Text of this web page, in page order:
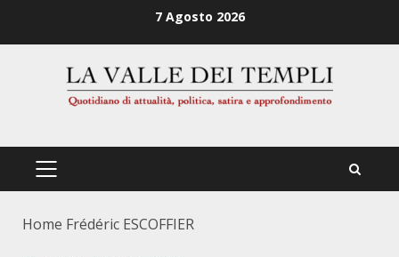
7 Agosto 2026
PRIMÄRES
Home Frédéric ESCOFFIER